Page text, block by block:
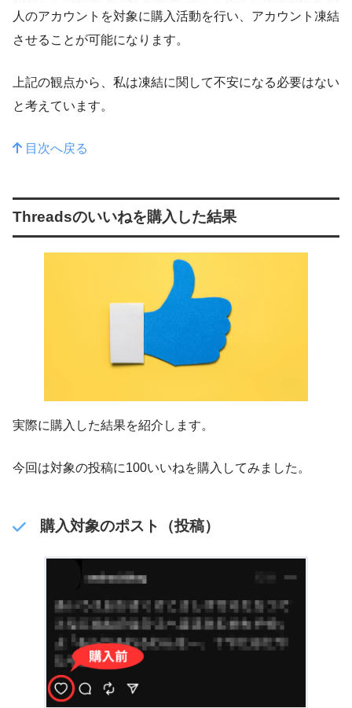
人のアカウントを対象に購入活動を行い、アカウント凍結
させることが可能になります。
上記の観点から、私は凍結に関して不安になる必要はない
と考えています。
目次へ戻る
Threadsのいいねを購入した結果
実際に購入した結果を紹介します。
今回は対象の投稿に100いいねを購入してみました。
購入対象のポスト（投稿）